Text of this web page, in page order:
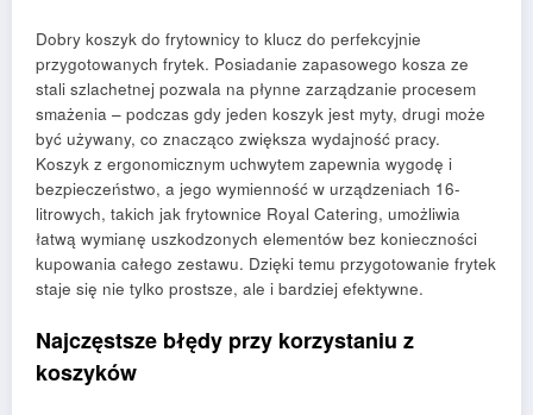
Dobry koszyk do frytownicy to klucz do perfekcyjnie
przygotowanych frytek. Posiadanie zapasowego kosza ze
stali szlachetnej pozwala na płynne zarządzanie procesem
smażenia – podczas gdy jeden koszyk jest myty, drugi może
być używany, co znacząco zwiększa wydajność pracy.
Koszyk z ergonomicznym uchwytem zapewnia wygodę i
bezpieczeństwo, a jego wymienność w urządzeniach 16-
litrowych, takich jak frytownice Royal Catering, umożliwia
łatwą wymianę uszkodzonych elementów bez konieczności
kupowania całego zestawu. Dzięki temu przygotowanie frytek
staje się nie tylko prostsze, ale i bardziej efektywne.
Najczęstsze błędy przy korzystaniu z
koszyków